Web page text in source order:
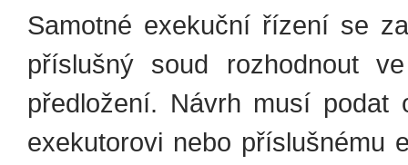
Samotné exekuční řízení se
příslušný soud rozhodnout
předložení. Návrh musí
exekutorovi nebo příslušnému